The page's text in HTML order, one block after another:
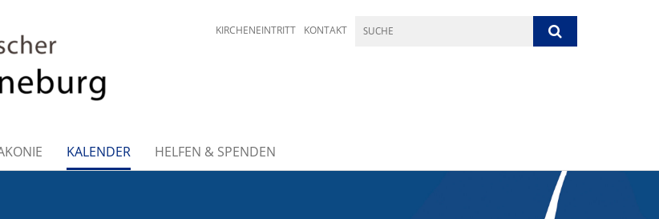
KIRCHENEINTRITT KONTAKT
KALENDER HELFEN & SPENDEN